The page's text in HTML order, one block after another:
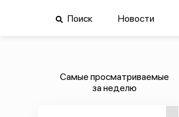
Поиск Новости
Самые просматриваемые
за неделю